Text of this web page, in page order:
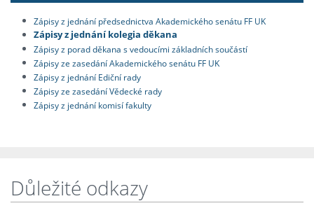
Zápisy z jednání předsednictva Akademického senátu FF UK
Zápisy z jednání kolegia děkana
Zápisy z porad děkana s vedoucími základních součástí
Zápisy ze zasedání Akademického senátu FF UK
Zápisy z jednání Ediční rady
Zápisy ze zasedání Vědecké rady
Zápisy z jednání komisí fakulty
Důležité odkazy